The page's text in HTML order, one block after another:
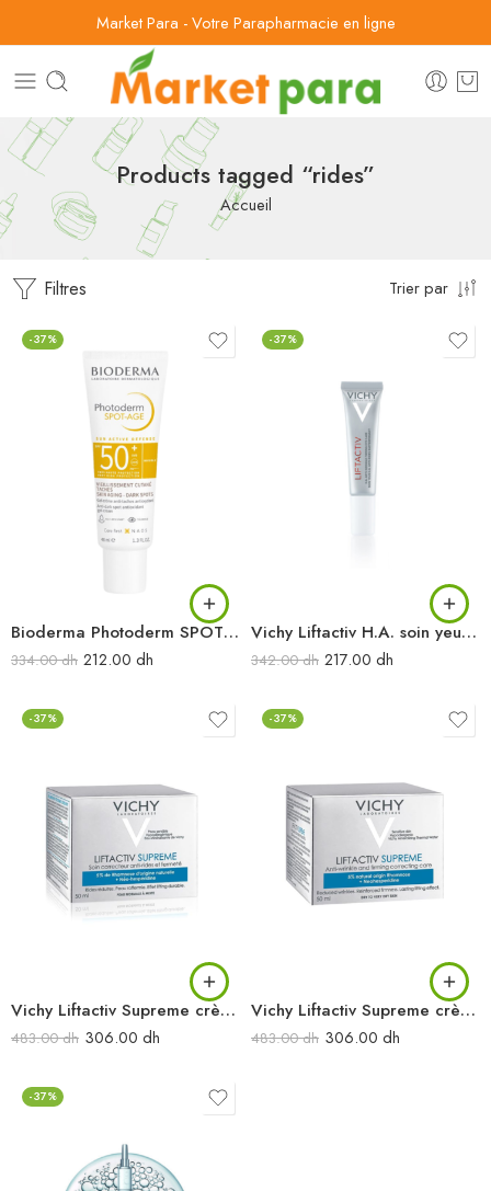
Market Para - Votre Parapharmacie en ligne
Products tagged “rides”
Accueil
Filtres Trier par
-37%
Bioderma Photoderm SPOT-AGE SPF50+ 40 ml
334.00dh 212.00 dh
-37%
Vichy Liftactiv H.A. soin yeux anti-rides raffermissant 15 ml
342.00dh 217.00 dh
-37%
Vichy Liftactiv Supreme crème de jour peaux normales à mixtes 50 ml
483.00dh 306.00 dh
-37%
Vichy Liftactiv Supreme crème de jour peaux sèches 50 ml
483.00dh 306.00 dh
-37%